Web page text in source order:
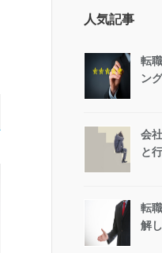
人気記事
転
ン
会
と
転
解